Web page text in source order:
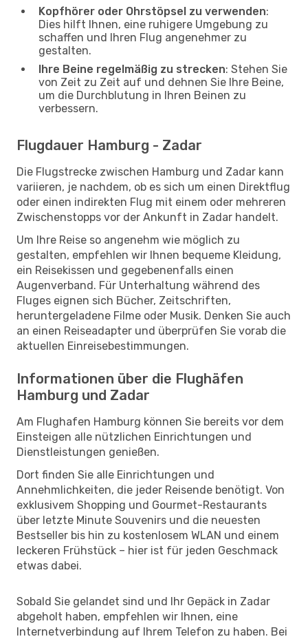
Kopfhörer oder Ohrstöpsel zu verwenden:
Dies hilft Ihnen, eine ruhigere Umgebung zu
schaffen und Ihren Flug angenehmer zu
gestalten.
Ihre Beine regelmäßig zu strecken: Stehen Sie
von Zeit zu Zeit auf und dehnen Sie Ihre Beine,
um die Durchblutung in Ihren Beinen zu
verbessern.
Flugdauer Hamburg - Zadar
Die Flugstrecke zwischen Hamburg und Zadar kann
variieren, je nachdem, ob es sich um einen Direktflug
oder einen indirekten Flug mit einem oder mehreren
Zwischenstopps vor der Ankunft in Zadar handelt.
Um Ihre Reise so angenehm wie möglich zu
gestalten, empfehlen wir Ihnen bequeme Kleidung,
ein Reisekissen und gegebenenfalls einen
Augenverband. Für Unterhaltung während des
Fluges eignen sich Bücher, Zeitschriften,
heruntergeladene Filme oder Musik. Denken Sie auch
an einen Reiseadapter und überprüfen Sie vorab die
aktuellen Einreisebestimmungen.
Informationen über die Flughäfen
Hamburg und Zadar
Am Flughafen Hamburg können Sie bereits vor dem
Einsteigen alle nützlichen Einrichtungen und
Dienstleistungen genießen.
Dort finden Sie alle Einrichtungen und
Annehmlichkeiten, die jeder Reisende benötigt. Von
exklusivem Shopping und Gourmet-Restaurants
über letzte Minute Souvenirs und die neuesten
Bestseller bis hin zu kostenlosem WLAN und einem
leckeren Frühstück – hier ist für jeden Geschmack
etwas dabei.
Sobald Sie gelandet sind und Ihr Gepäck in Zadar
abgeholt haben, empfehlen wir Ihnen, eine
Internetverbindung auf Ihrem Telefon zu haben. Bei